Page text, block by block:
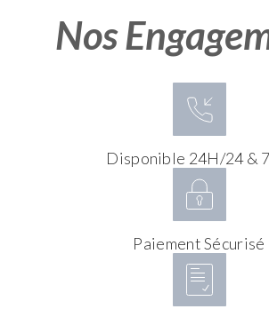
Nos
Disponible 24H/24 &
Paiement Sécurisé